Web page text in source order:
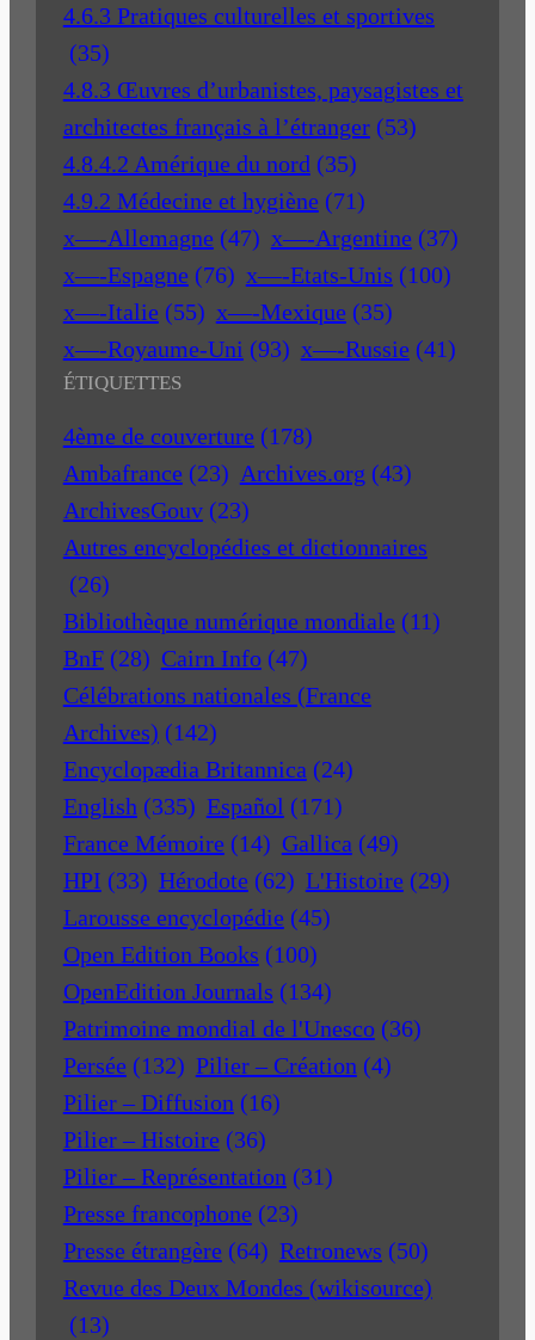
4.6.3 Pratiques culturelles et sportives
(35)
4.8.3 Œuvres d’urbanistes, paysagistes et
architectes français à l’étranger (53)
4.8.4.2 Amérique du nord (35)
4.9.2 Médecine et hygiène (71)
x—-Allemagne (47) x—-Argentine (37)
x—-Espagne (76) x—-Etats-Unis (100)
x—-Italie (55) x—-Mexique (35)
x—-Royaume-Uni (93) x—-Russie (41)
ÉTIQUETTES
4ème de couverture (178)
Ambafrance (23) Archives.org (43)
ArchivesGouv (23)
Autres encyclopédies et dictionnaires
(26)
Bibliothèque numérique mondiale (11)
BnF (28) Cairn Info (47)
Célébrations nationales (France
Archives) (142)
Encyclopædia Britannica (24)
English (335) Español (171)
France Mémoire (14) Gallica (49)
HPI (33) Hérodote (62) L'Histoire (29)
Larousse encyclopédie (45)
Open Edition Books (100)
OpenEdition Journals (134)
Patrimoine mondial de l'Unesco (36)
Persée (132) Pilier – Création (4)
Pilier – Diffusion (16)
Pilier – Histoire (36)
Pilier – Représentation (31)
Presse francophone (23)
Presse étrangère (64) Retronews (50)
Revue des Deux Mondes (wikisource)
(13)